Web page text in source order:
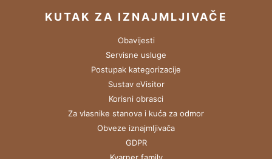
KUTAK ZA IZNAJMLJIVAČE
Obavijesti
Servisne usluge
Postupak kategorizacije
Sustav eVisitor
Korisni obrasci
Za vlasnike stanova i kuća za odmor
Obveze iznajmljivača
GDPR